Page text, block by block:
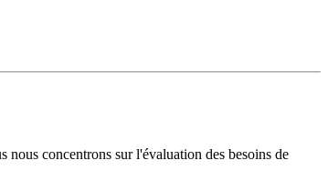
nous concentrons sur l'évaluation des besoins de